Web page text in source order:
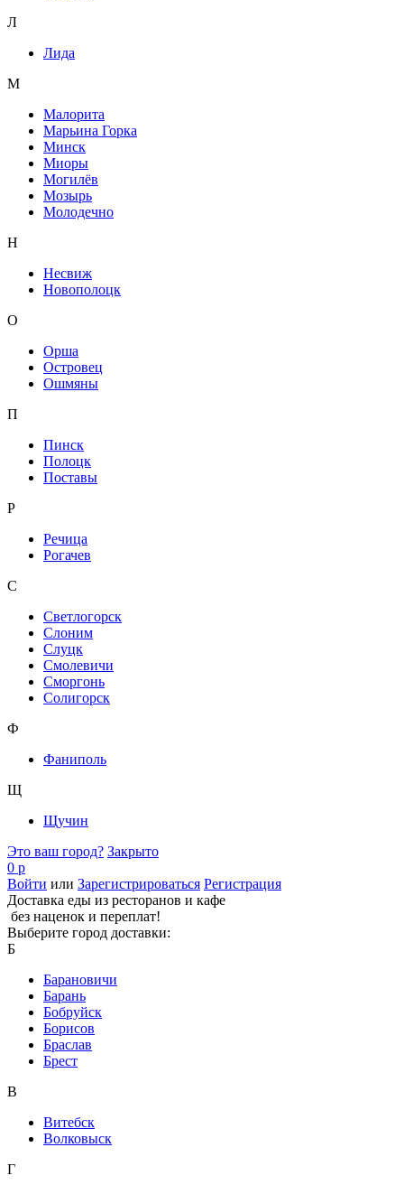
Л
Лида
М
Малорита
Марьина Горка
Минск
Миоры
Могилёв
Мозырь
Молодечно
Н
Несвиж
Новополоцк
О
Орша
Островец
Ошмяны
П
Пинск
Полоцк
Поставы
Р
Речица
Рогачев
С
Светлогорск
Слоним
Слуцк
Смолевичи
Сморгонь
Солигорск
Ф
Фаниполь
Щ
Щучин
Это ваш город? Закрыто
0 р
Войти или Зарегистрироваться Регистрация
Доставка еды из ресторанов и кафе
без наценок и переплат!
Выберите город доставки:
Б
Барановичи
Барань
Бобруйск
Борисов
Браслав
Брест
В
Витебск
Волковыск
Г